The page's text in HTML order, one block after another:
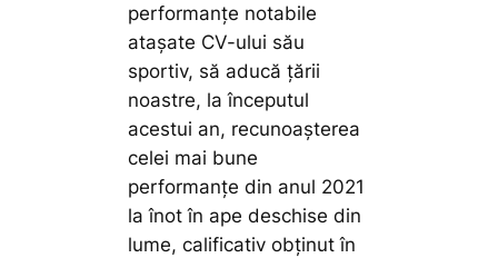
performanțe notabile
atașate CV-ului său
sportiv, să aducă țării
noastre, la începutul
acestui an, recunoașterea
celei mai bune
performanțe din anul 2021
la înot în ape deschise din
lume, calificativ obținut în